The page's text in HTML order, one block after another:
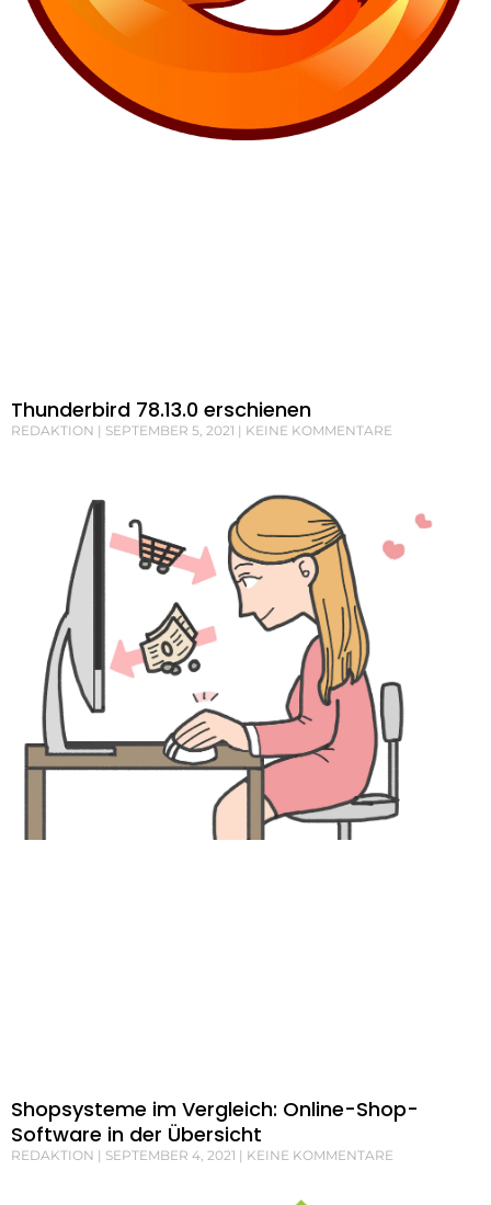
Thunderbird 78.13.0 erschienen
REDAKTION SEPTEMBER 5, 2021 KEINE KOMMENTARE
Shopsysteme im Vergleich: Online-Shop-
Software in der Übersicht
REDAKTION SEPTEMBER 4, 2021 KEINE KOMMENTARE